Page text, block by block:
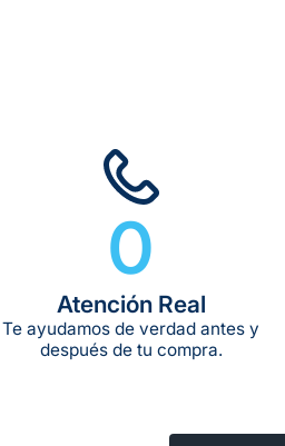
5 a 7 días hábiles
0
Atención Real
Te ayudamos de verdad antes y
después de tu compra.